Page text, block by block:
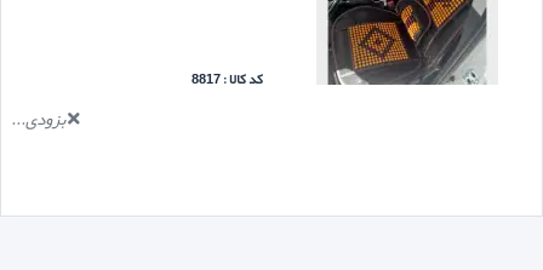
کد کالا : 8817
بزودی...